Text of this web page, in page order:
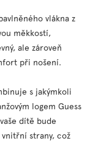
vlákna z
měkkostí,
ale zároveň
při nošení.
s jakýmkoli
logem Guess
dítě bude
vnitřní strany, což